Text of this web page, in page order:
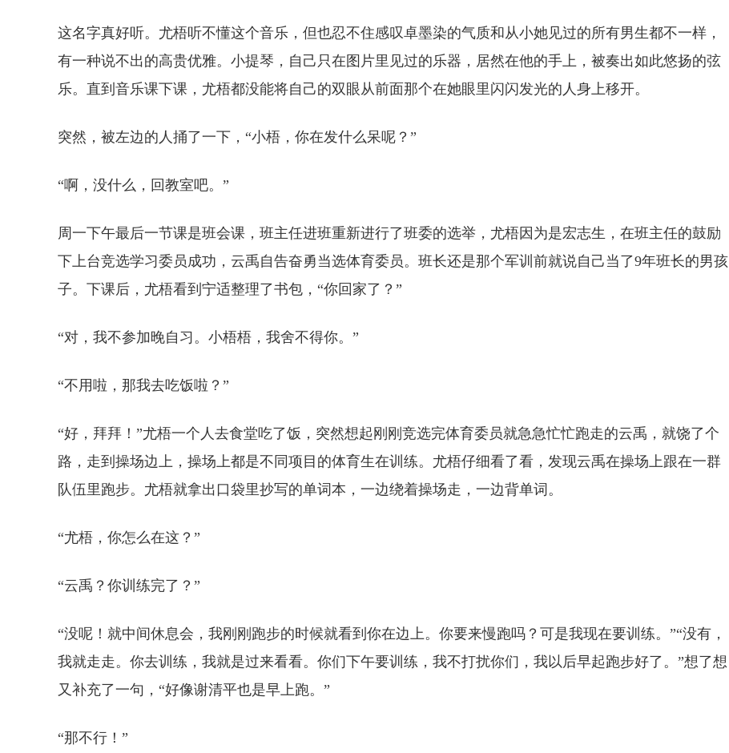
这名字真好听。尤梧听不懂这个音乐，但也忍不住感叹卓墨染的气质和从小她见过的所有男生都不一样，
有一种说不出的高贵优雅。小提琴，自己只在图片里见过的乐器，居然在他的手上，被奏出如此悠扬的弦
乐。直到音乐课下课，尤梧都没能将自己的双眼从前面那个在她眼里闪闪发光的人身上移开。
突然，被左边的人捅了一下，“小梧，你在发什么呆呢？”
“啊，没什么，回教室吧。”
周一下午最后一节课是班会课，班主任进班重新进行了班委的选举，尤梧因为是宏志生，在班主任的鼓励
下上台竞选学习委员成功，云禹自告奋勇当选体育委员。班长还是那个军训前就说自己当了9年班长的男孩
子。下课后，尤梧看到宁适整理了书包，“你回家了？”
“对，我不参加晚自习。小梧梧，我舍不得你。”
“不用啦，那我去吃饭啦？”
“好，拜拜！”尤梧一个人去食堂吃了饭，突然想起刚刚竞选完体育委员就急急忙忙跑走的云禹，就饶了个
路，走到操场边上，操场上都是不同项目的体育生在训练。尤梧仔细看了看，发现云禹在操场上跟在一群
队伍里跑步。尤梧就拿出口袋里抄写的单词本，一边绕着操场走，一边背单词。
“尤梧，你怎么在这？”
“云禹？你训练完了？”
“没呢！就中间休息会，我刚刚跑步的时候就看到你在边上。你要来慢跑吗？可是我现在要训练。”“没有，
我就走走。你去训练，我就是过来看看。你们下午要训练，我不打扰你们，我以后早起跑步好了。”想了想
又补充了一句，“好像谢清平也是早上跑。”
“那不行！”